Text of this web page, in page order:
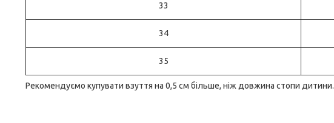
33
34
35
Рекомендуємо купувати взуття на 0,5 см більше, ніж довжина стопи дитини.